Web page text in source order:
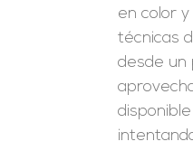
en color
técnicas
desde un